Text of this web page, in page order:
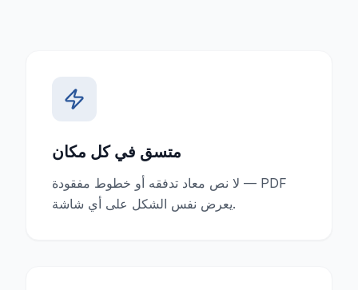
متسق في كل مكان
لا نص معاد تدفقه أو خطوط مفقودة — PDF
يعرض نفس الشكل على أي شاشة.